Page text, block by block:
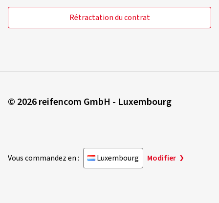
Rétractation du contrat
© 2026 reifencom GmbH - Luxembourg
Vous commandez en : Luxembourg Modifier